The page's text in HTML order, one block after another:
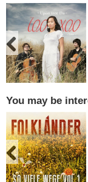
You may be